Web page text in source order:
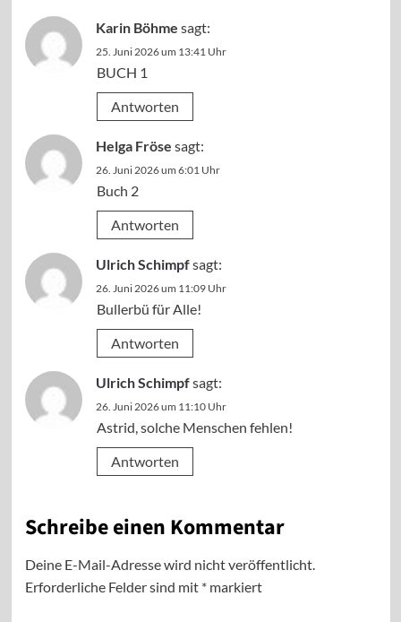
Karin Böhme sagt:
25. Juni 2026 um 13:41 Uhr
BUCH 1
Antworten
Helga Fröse sagt:
26. Juni 2026 um 6:01 Uhr
Buch 2
Antworten
Ulrich Schimpfsagt:
26. Juni 2026 um 11:09 Uhr
Bullerbü für Alle!
Antworten
Ulrich Schimpfsagt:
26. Juni 2026 um 11:10 Uhr
Astrid, solche Menschen fehlen!
Antworten
Schreibe einen Kommentar
Deine E-Mail-Adresse wird nicht veröffentlicht.
Erforderliche Felder sind mit *markiert